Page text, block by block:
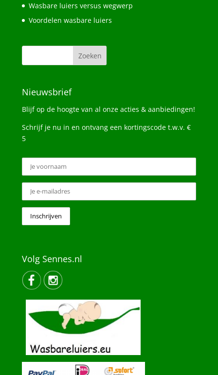
Wasbare luiers versus wegwerp
Voordelen wasbare luiers
Nieuwsbrief
Blijf op de hoogte van al onze acties & aanbiedingen!
Schrijf je nu in en ontvang een kortingscode t.w.v. €
5
Volg Sennes.nl